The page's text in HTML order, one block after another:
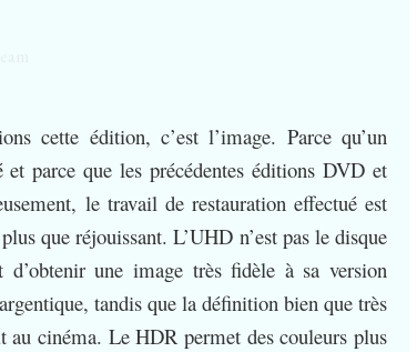
cette édition, c’est l’image. Parce qu’un
parce que les précédentes éditions DVD et
le travail de restauration effectué est
que réjouissant. L’UHD n’est pas le disque
une image très fidèle à sa version
tandis que la définition bien que très
cinéma. Le HDR permet des couleurs plus